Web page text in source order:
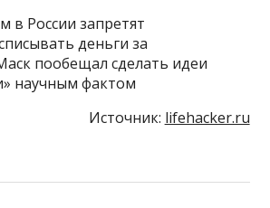
в России запретят
деньги за
пообещал сделать идеи
научным фактом
Источник: lifehacker.ru